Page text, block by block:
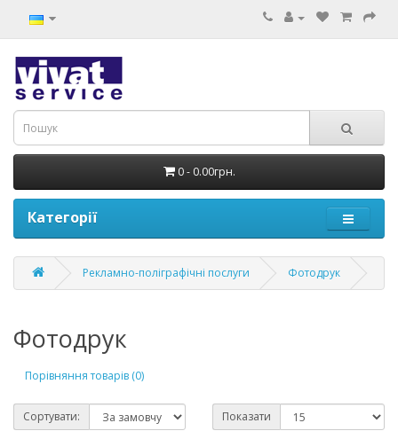
0 - 0.00грн.
Категорії
Рекламно-поліграфічні послуги Фотодрук
Фотодрук
Порівняння товарів (0)
Сортувати: Показати